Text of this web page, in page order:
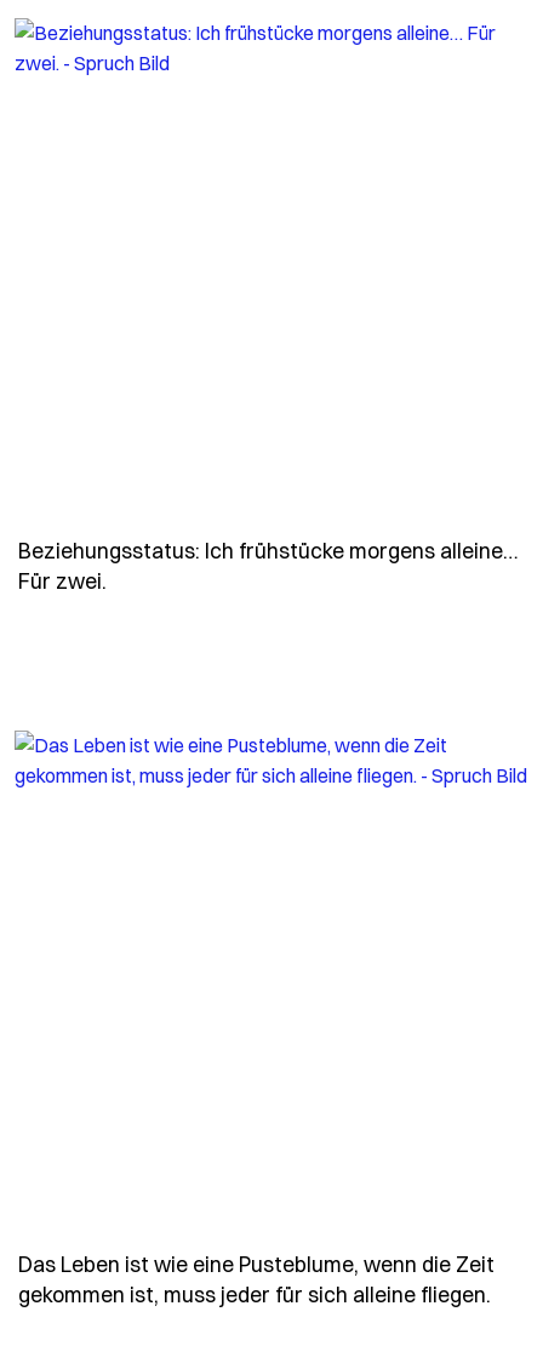
Beziehungsstatus: Ich frühstücke morgens alleine…
Für zwei.
Das Leben ist wie eine Pusteblume, wenn die Zeit
gekommen ist, muss jeder für sich alleine fliegen.